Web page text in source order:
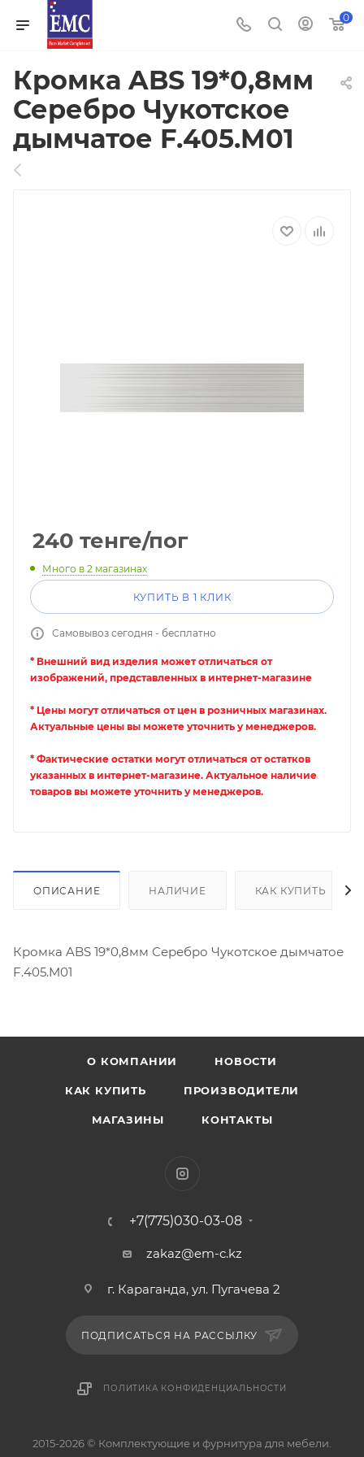
0
Кромка ABS 19*0,8мм
Серебро Чукотское
дымчатое F.405.M01
240 тенге/пог
Много в 2 магазинах
КУПИТЬ В 1 КЛИК
Самовывоз сегодня - бесплатно
* Внешний вид изделия может отличаться от
изображений, представленных в интернет-магазине
* Цены могут отличаться от цен в розничных магазинах.
Актуальные цены вы можете уточнить у менеджеров.
* Фактические остатки могут отличаться от остатков
указанных в интернет-магазине. Актуальное наличие
товаров вы можете уточнить у менеджеров.
ОПИСАНИЕ НАЛИЧИЕ КАК КУПИТЬ
Кромка ABS 19*0,8мм Серебро Чукотское дымчатое
F.405.M01
О КОМПАНИИ НОВОСТИ
КАК КУПИТЬ ПРОИЗВОДИТЕЛИ
МАГАЗИНЫ КОНТАКТЫ
+7(775)030-03-08
zakaz@em-c.kz
г. Караганда, ул. Пугачева 2
ПОДПИСАТЬСЯ НА РАССЫЛКУ
ПОЛИТИКА КОНФИДЕНЦИАЛЬНОСТИ
2015-2026 © Комплектующие и фурнитура для мебели.